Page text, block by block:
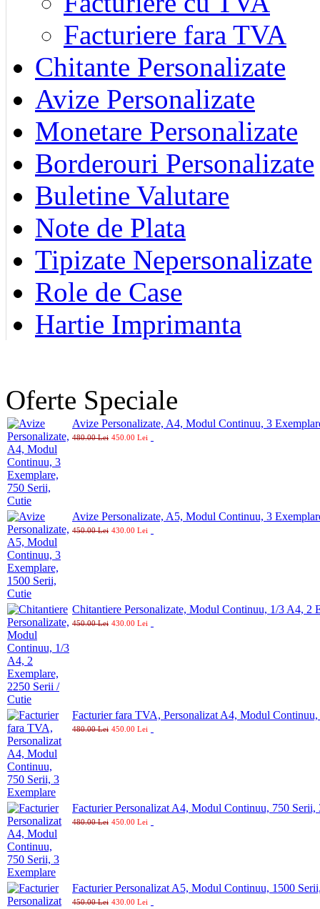
Facturiere fara TVA
Chitante Personalizate
Avize Personalizate
Monetare Personalizate
Borderouri Personalizate
Buletine Valutare
Note de Plata
Tipizate Nepersonalizate
Role de Case
Hartie Imprimanta
Oferte Speciale
Avize Personalizate, A4, Modul Continuu, 3
480.00 Lei 450.00 Lei
Avize Personalizate, A5, Modul Continuu, 3
450.00 Lei 430.00 Lei
Chitantiere Personalizate, Modul Continuu, 1/3 A4, 2
450.00 Lei 430.00 Lei
Facturier fara TVA, Personalizat A4, Modul
480.00 Lei 450.00 Lei
Facturier Personalizat A4, Modul Continuu, 750 Serii,
480.00 Lei 450.00 Lei
Facturier Personalizat A5, Modul Continuu, 1500
450.00 Lei 430.00 Lei